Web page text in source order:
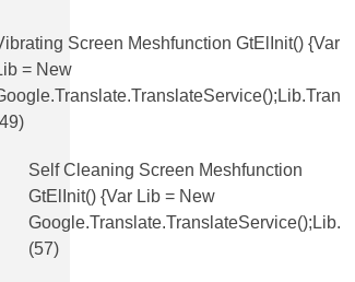
Screen Meshfunction GtElInit() {var
= New
Self Cleaning Screen Meshfunction
GtElInit() {var Lib = New
Google.translate.TranslateService();lib.
(57)